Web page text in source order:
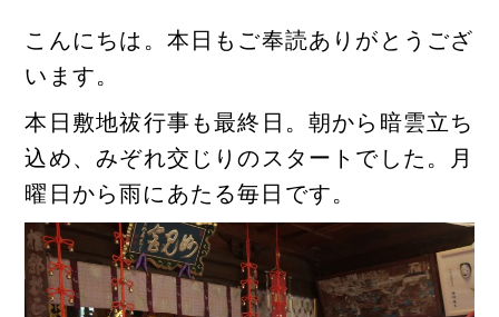
こんにちは。本日もご奉読ありがとうござ
います。
本日敷地祓行事も最終日。朝から暗雲立ち
込め、みぞれ交じりのスタートでした。月
曜日から雨にあたる毎日です。